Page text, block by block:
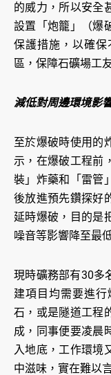
的威力，所以安全
設置「炮籠」（爆
保護措施，以確
區，保障石礦場工
減低對周邊環境影
至於爆破時使用的
示，在爆破工程前
裝」炸藥和「雷管
後放進預先鑽探好
延時爆破，目的是
噪音等影響降至最
現時礦務部有30多
建項目均需要進
石，或是隧道工程
成，同事便要凌晨
入地底，工作環境
中滋味，實在難以